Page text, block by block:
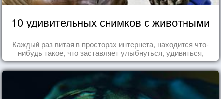
10 удивительных снимков с животными
Каждый раз витая в просторах интернета, находится что-
нибудь такое, что заставляет улыбнуться, удивиться,
восхититься...